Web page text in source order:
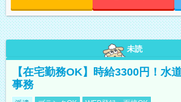
未読
【在宅勤務OK】時給3300円！水
事務